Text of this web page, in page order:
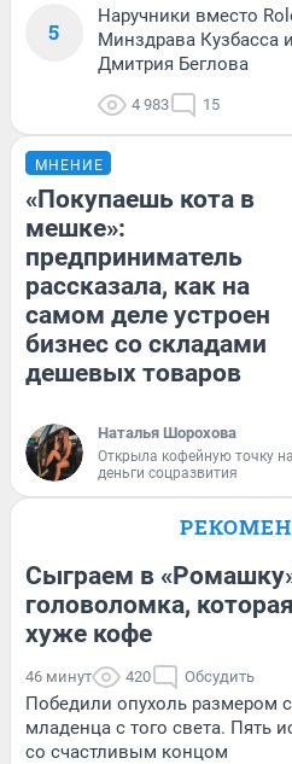
5
Наручники вместо
Минздрава Кузбасса
Дмитрия Беглова
4 983 15
МНЕНИЕ
«Покупаешь кота в
мешке»:
предприниматель
рассказала, как на
самом деле устроен
бизнес со складами
дешевых товаров
Наталья Шорохова
Открыла кофейную точку на
деньги соцразвития
Сыграем в
головоломка,
хуже кофе
46 минут 420 Обсудить
Победили опухоль размером
младенца с того света. Пять
со счастливым концом